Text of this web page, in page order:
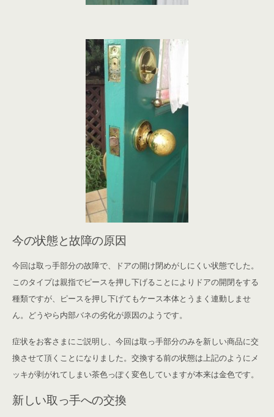
今の状態と故障の原因
今回は取っ手部分の故障で、ドアの開け閉めがしにくい状態でした。
このタイプは親指でピースを押し下げることによりドアの開閉をする
種類ですが、ピースを押し下げてもケース本体とうまく連動しませ
ん。どうやら内部バネの劣化が原因のようです。
症状をお客さまにご説明し、今回は取っ手部分のみを新しい商品に交
換させて頂くことになりました。交換する前の状態は上記のようにメ
ッキが剥がれてしまい茶色っぽく変色していますが本来は金色です。
新しい取っ手への交換